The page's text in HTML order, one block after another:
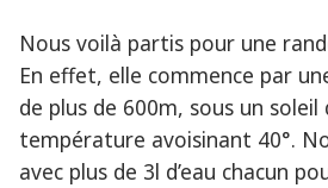
Nous voilà partis pour une
En effet, elle commence par
de plus de 600m, sous un
température avoisinant 40°.
avec plus de 3l d’eau chacun